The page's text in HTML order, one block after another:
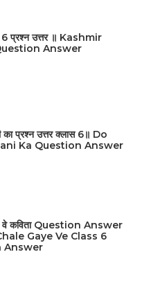
6 प्रश्न उत्तर ॥ Kashmir
Answer
का प्रश्न उत्तर क्लास 6॥ Do
Ka Question Answer
वे कविता Question Answer
Gaye Ve Class 6
Answer